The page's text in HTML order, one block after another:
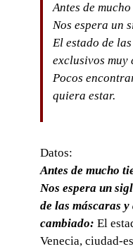
Antes de
Nos espera un
El estado de
exclusivos muy
Pocos
quiera estar.
Datos:
Antes de mucho
Nos espera un
de las máscaras
cambiado: El
Venecia, ciudad-